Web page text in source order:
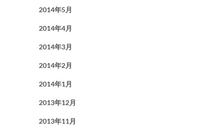
2014年5月
2014年4月
2014年3月
2014年2月
2014年1月
2013年12月
2013年11月